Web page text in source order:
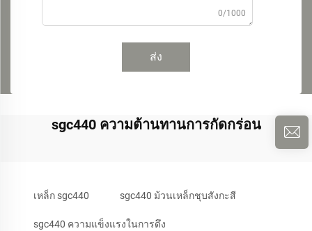
0/1000
ส่ง
sgc440 ความต้านทานการกัดกร่อน
เหล็ก sgc440 sgc440 ม้วนเหล็กชุบสังกะสี
sgc440 ความแข็งแรงในการดึง